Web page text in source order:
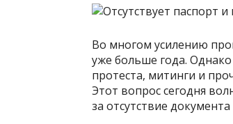
Во многом усилению
уже больше года.
протеста, митинги и
Этот вопрос сегодня
за отсутствие